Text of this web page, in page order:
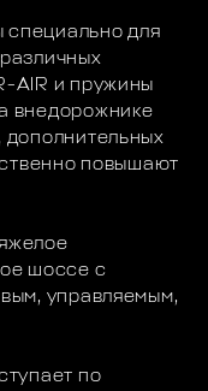
для
AIR и пружины
внедорожнике
дополнительных
повышают
шоссе с
управляемым,
по